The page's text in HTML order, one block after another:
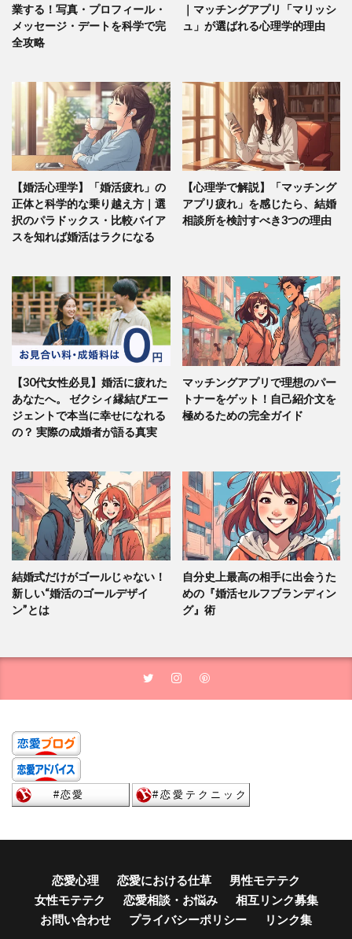
業する！写真・プロフィール・
メッセージ・デートを科学で完
全攻略
｜マッチングアプリ「マリッシ
ュ」が選ばれる心理学的理由
【婚活心理学】「婚活疲れ」の
正体と科学的な乗り越え方｜選
択のパラドックス・比較バイア
スを知れば婚活はラクになる
【心理学で解説】「マッチング
アプリ疲れ」を感じたら、結婚
相談所を検討すべき3つの理由
【30代女性必見】婚活に疲れた
あなたへ。 ゼクシィ縁結びエー
ジェントで本当に幸せになれる
の？ 実際の成婚者が語る真実
マッチングアプリで理想のパー
トナーをゲット！自己紹介文を
極めるための完全ガイド
結婚式だけがゴールじゃない！
新しい“婚活のゴールデザイ
ン”とは
自分史上最高の相手に出会うた
めの『婚活セルフブランディン
グ』術
恋愛心理 恋愛における仕草
男性モテテク
女性モテテク
恋愛相談・お悩み
相互リンク募集
お問い合わせ
プライバシーポリシー リンク集